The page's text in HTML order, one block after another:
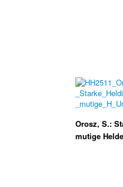
Orosz, S.:
mutige